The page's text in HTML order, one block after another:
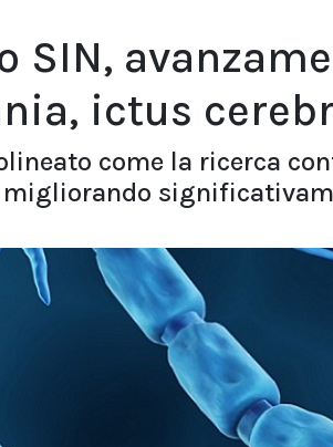
SIN,
ictus
come la ricerca
migliorando